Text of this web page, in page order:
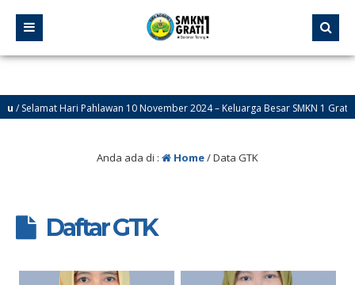
Hari Pahlawan 10 November 2024 – Keluarga Besar SMKN 1 Grati
Anda ada di : Home/Data GTK
Daftar GTK